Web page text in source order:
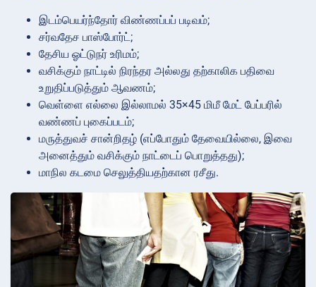
இடம்பெயர்ந்தோர் விண்ணப்பப் படிவம்;
சர்வதேச பாஸ்போர்ட்;
தேசிய ஓட்டுநர் உரிமம்;
வசிக்கும் நாட்டில் நிரந்தர அல்லது தற்காலிக பதிவை
உறுதிப்படுத்தும் ஆவணம்;
வெள்ளை எல்லை இல்லாமல் 35×45 மிமீ மேட் பேப்பரில்
வண்ணப் புகைப்படம்;
மருத்துவச் சான்றிதழ் (எப்போதும் தேவையில்லை, இவை
அனைத்தும் வசிக்கும் நாட்டைப் பொறுத்தது);
மாநில கடமை செலுத்தியதற்கான ரசீது.